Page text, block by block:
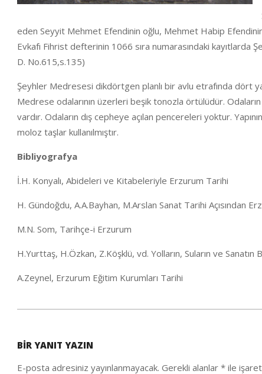
eden Seyyit Mehmet Efendinin oğlu, Mehmet Habip
Evkafı Fihrist defterinin 1066 sıra numarasındaki kayıtlarda
D. No.615,s.135)
Şeyhler Medresesi dikdörtgen planlı bir avlu etrafında dört
Medrese odalarının üzerleri beşik tonozla örtülüdür.
vardır. Odaların dış cepheye açılan pencereleri yoktur.
moloz taşlar kullanılmıştır.
Bibliyografya
İ.H. Konyalı, Abideleri ve Kitabeleriyle Erzurum Tarihi
H. Gündoğdu, A.A.Bayhan, M.Arslan Sanat Tarihi Açısından
M.N. Som, Tarihçe-i Erzurum
H.Yurttaş, H.Özkan, Z.Köşklü, vd. Yolların, Suların ve Sanatın
A.Zeynel, Erzurum Eğitim Kurumları Tarihi
29
BIR YANIT YAZIN
E-posta adresiniz yayınlanmayacak. Gerekli alanlar * ile